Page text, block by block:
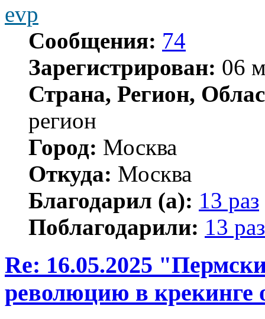
evp
Сообщения: 74
Зарегистрирован: 06
Страна, Регион,
регион
Город: Москва
Откуда: Москва
Благодарил (а): 13 раз
Поблагодарили: 13 раз
Re: 16.05.2025
революцию в крекинге